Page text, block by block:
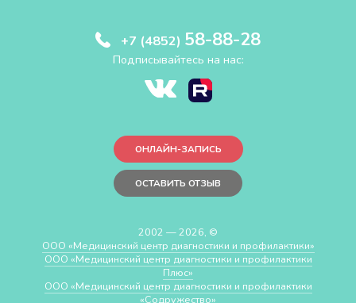
+7 (4852) 58-88-28
Подписывайтесь на нас:
ОНЛАЙН-ЗАПИСЬ
ОСТАВИТЬ ОТЗЫВ
2002 — 2026, ©
ООО «Медицинский центр диагностики и профилактики»
ООО «Медицинский центр диагностики и профилактики
Плюс»
ООО «Медицинский центр диагностики и профилактики
«Cодружество»